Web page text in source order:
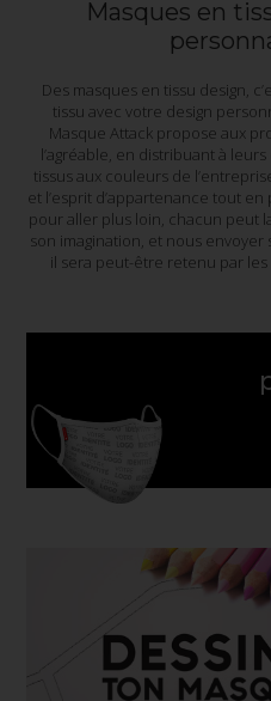
Masques en
Des masques en tissu design,
tissu avec votre design
Masque Attack propose aux
l’agréable, en distribuant à
tissus aux couleurs de
et l’esprit d’appartenance tout
pour aller plus loin, chacun peut
son imagination, et nous envoyer
il sera peut-être retenu par les